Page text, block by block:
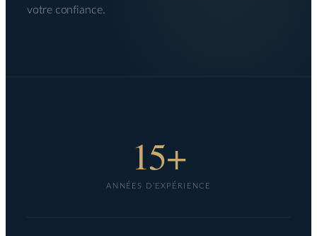
votre confiance.
15+
ANNÉES D’EXPÉRIENCE